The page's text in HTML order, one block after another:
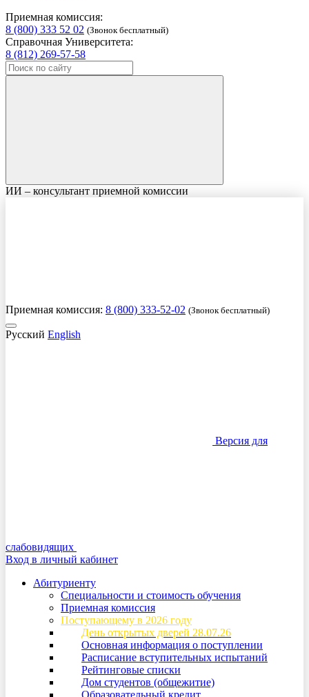
Приемная комиссия:
8 (800) 333 52 02 (Звонок бесплатный)
Справочная Университета:
8 (812) 269-57-58
ИИ – консультант приемной комиссии
Приемная комиссия: 8 (800) 333-52-02 (Звонок бесплатный)
Русский English
Версия для
слабовидящих
Вход в личный кабинет
Абитуриенту
Специальности и стоимость обучения
Приемная комиссия
Поступающему в 2026 году
День открытых дверей 28.07.26
Основная информация о поступлении
Расписание вступительных испытаний
Рейтинговые списки
Дом студентов (общежитие)
Образовательный кредит